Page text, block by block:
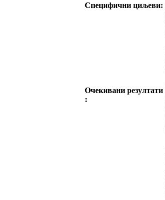
Специфични циљеви:
Очекивани резултати
: